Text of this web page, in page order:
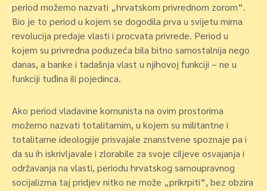
period možemo nazvati „hrvatskom privrednom zorom“.
Bio je to period u kojem se dogodila prva u svijetu mirna
revolucija predaje vlasti i procvata privrede. Period u
kojem su privredna poduzeća bila bitno samostalnija nego
danas, a banke i tadašnja vlast u njihovoj funkciji – ne u
funkciji tuđina ili pojedinca.
Ako period vladavine komunista na ovim prostorima
možemo nazvati totalitarnim, u kojem su militantne i
totalitarne ideologije prisvajale znanstvene spoznaje pa i
da su ih iskrivljavale i zlorabile za svoje ciljeve osvajanja i
održavanja na vlasti, periodu hrvatskog samoupravnog
socijalizma taj pridjev nitko ne može „prikrpiti“, bez obzira